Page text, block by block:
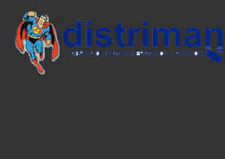
main
content